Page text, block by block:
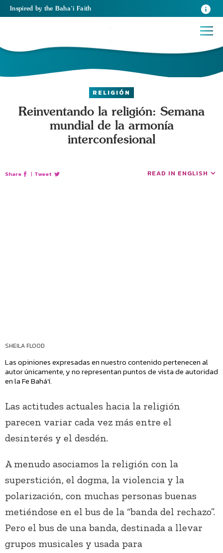
Inspired by the Baha’i Faith
RELIGIÓN
Reinventando la religión: Semana
mundial de la armonía
interconfesional
Share | Tweet READ IN ENGLISH
SHEILA FLOOD
Las opiniones expresadas en nuestro contenido pertenecen al
autor únicamente, y no representan puntos de vista de autoridad
en la Fe Bahá’í.
Las actitudes actuales hacia la religión
parecen variar cada vez más entre el
desinterés y el desdén.
A menudo asociamos la religión con la
superstición, el dogma, la violencia y la
polarización, con muchas personas buenas
metiéndose en el bus de la “banda del rechazo”.
Pero el bus de una banda, destinada a llevar
grupos musicales y usada para